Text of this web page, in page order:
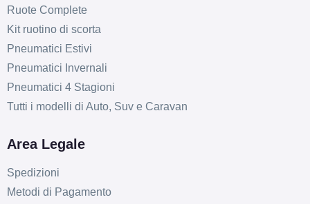
Ruote Complete
Kit ruotino di scorta
Pneumatici Estivi
Pneumatici Invernali
Pneumatici 4 Stagioni
Tutti i modelli di Auto, Suv e Caravan
Area Legale
Spedizioni
Metodi di Pagamento